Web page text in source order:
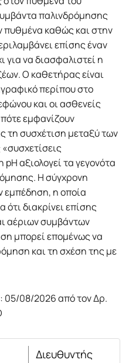
παλινδρόμησης
πυθμένα καθώς και στην
επίσης έναν
να διασφαλιστεί η
Ο καθετήρας είναι
περίπου στο
και οι ασθενείς
εμφανίζουν
τη συσχέτιση μεταξύ των
αξιολογεί τα γεγονότα
Η σύγχρονη
εμπέδηση, η οποία
διακρίνει επίσης
αέριων συμβάντων
μπορεί επομένως να
και τη σχέση της με
05/08/2026 από τον Δρ.
Διευθυντής